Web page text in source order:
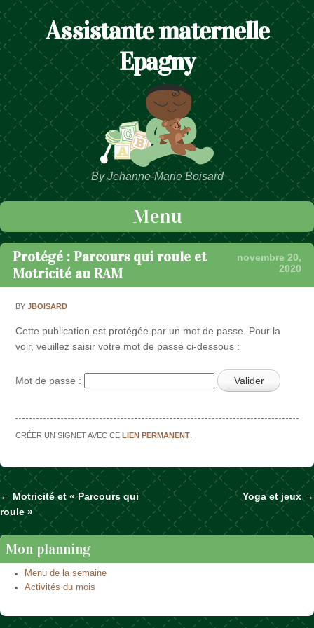
Assistante maternelle
Epagny
By Jehanne-Marie Boisard
Menu
Passer au contenu
Protégé : Parcours qui roule et
Motricité au RAM
novembre 20,
2020
BYJBOISARD
Cette publication est protégée par un mot de passe. Pour la
voir, veuillez saisir votre mot de passe ci-dessous :
Mot de passe :
CRÉER UN SIGNET AVEC CELIEN PERMANENT
Naviguer dans les articles
← Motricité et « Parcours qui
roule »
Yoga et jeux →
Mon planning
Menu de la semaine
Activités du mois